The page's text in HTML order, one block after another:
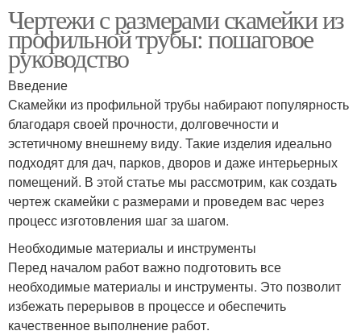
Чертежи с размерами скамейки из
профильной трубы: пошаговое
руководство
Введение
Скамейки из профильной трубы набирают популярность
благодаря своей прочности, долговечности и
эстетичному внешнему виду. Такие изделия идеально
подходят для дач, парков, дворов и даже интерьерных
помещений. В этой статье мы рассмотрим, как создать
чертеж скамейки с размерами и проведем вас через
процесс изготовления шаг за шагом.
Необходимые материалы и инструменты
Перед началом работ важно подготовить все
необходимые материалы и инструменты. Это позволит
избежать перерывов в процессе и обеспечить
качественное выполнение работ.